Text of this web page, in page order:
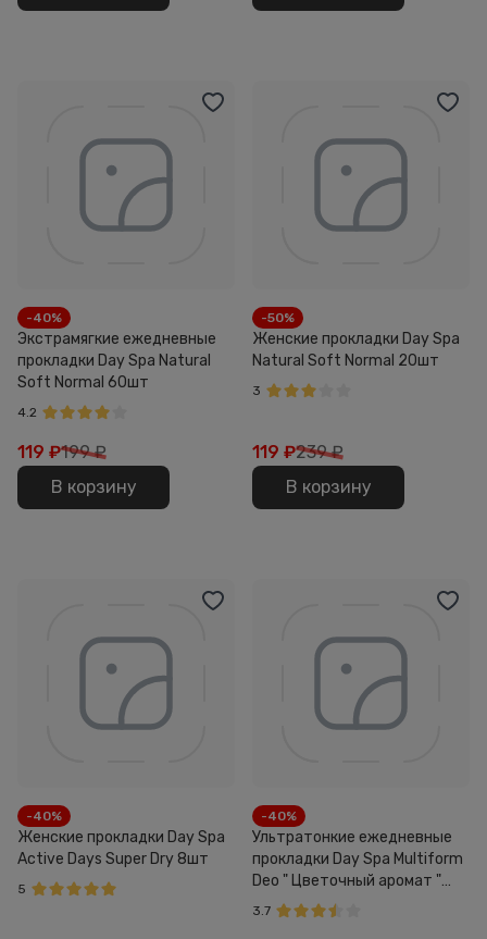
-40%
Экстрамягкие ежедневные
прокладки Day Spa Natural
Soft Normal 60шт
4.2
119 ₽199 ₽
В корзину
-50%
Женские прокладки Day Spa
Natural Soft Normal 20шт
3
119 ₽239 ₽
В корзину
-40%
Женские прокладки Day Spa
Active Days Super Dry 8шт
5
-40%
Ультратонкие ежедневные
прокладки Day Spa Multiform
Deo " Цветочный аромат "
60шт
3.7